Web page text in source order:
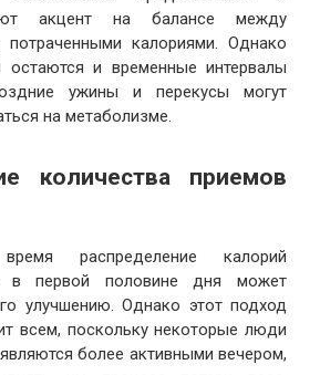
акцент на балансе между
калориями. Однако
и временные интервалы
ужины и перекусы могут
на метаболизме.
количества приемов
распределение калорий
в первой половине дня может
улучшению. Однако этот подход
всем, поскольку некоторые люди
более активными вечером,